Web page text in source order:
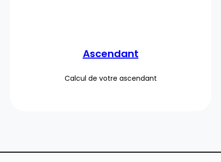
Ascendant
Calcul de votre ascendant